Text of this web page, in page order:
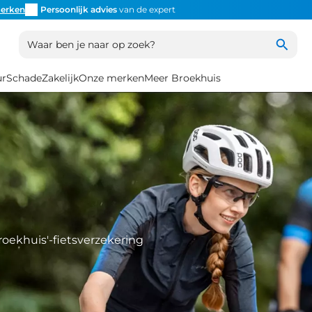
Persoonlijk advies van de expert
Waar ben je naar op zoek?
SchadeZakelijkOnze merkenMeer Broekhuis
fietsverzekering